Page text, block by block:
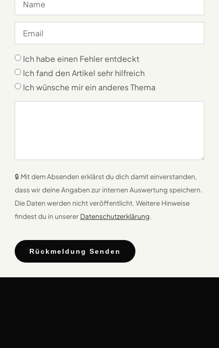
Ich habe einen Fehler entdeckt
Ich fand den Artikel sehr hilfreich
Ich wünsche mir ein anderes Thema
🔒 Mit dem Absenden erklärst du dich damit einverstanden,
dass wir deine Angaben zur internen Auswertung speichern.
Die Daten werden nicht veröffentlicht. Weitere Hinweise
findest du in unserer Datenschutzerklärung.
Rückmeldung Senden